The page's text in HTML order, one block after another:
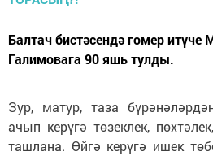
Балтач бистәсендә гомер
Галимовага 90 яшь тулды.
Зур, матур, таза
ачып керүгә төзеклек,
ташлана. Өйгә керүгә ишек